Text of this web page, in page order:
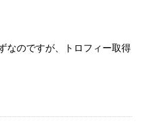
なのですが、トロフィー取得